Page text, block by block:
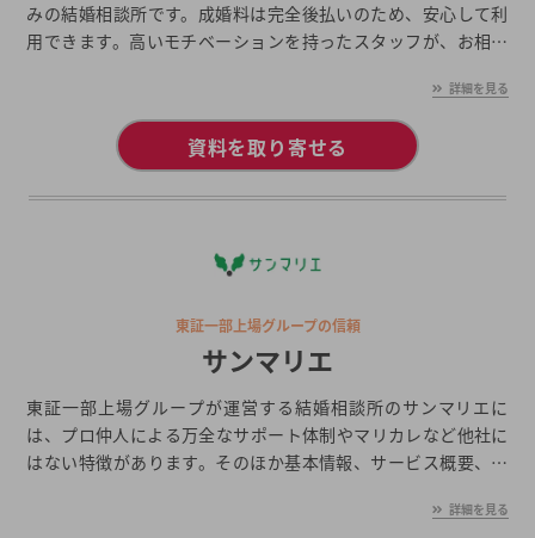
みの結婚相談所です。成婚料は完全後払いのため、安心して利
用できます。高いモチベーションを持ったスタッフが、お相手
詳細を見る
資料を取り寄せる
東証一部上場グループの信頼
サンマリエ
東証一部上場グループが運営する結婚相談所のサンマリエに
は、プロ仲人による万全なサポート体制やマリカレなど他社に
はない特徴があります。そのほか基本情報、サービス概要、料
詳細を見る